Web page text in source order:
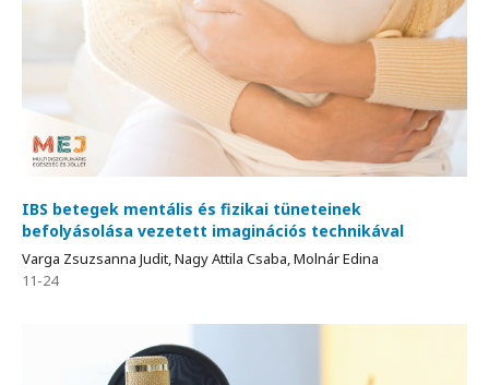
IBS betegek mentális és fizikai tüneteinek
befolyásolása vezetett imaginációs technikával
Varga Zsuzsanna Judit, Nagy Attila Csaba, Molnár Edina
11-24